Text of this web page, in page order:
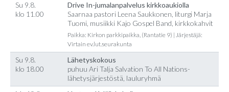
Su 9.8.
klo 11.00
Drive In-jumalanpalvelus kirkkoaukiolla
Saarnaa pastori Leena Saukkonen, liturgi Marja
Tuomi, musiikki Kajo Gospel Band, kirkkokahvit
Paikka: Kirkon parkkipaikka, (Rantatie 9) | Järjestäjä:
Virtain ev.lut.seurakunta
Su 9.8.
klo 18.00
Lähetyskokous
puhuu Ari Talja Salvation To All Nations-
lähetysjärjestöstä, lauluryhmä